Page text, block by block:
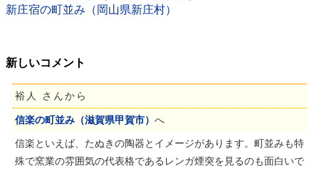
新庄宿の町並み（岡山県新庄村）
新しいコメント
裕人 さんから
信楽の町並み（滋賀県甲賀市） へ
信楽といえば、たぬきの陶器とイメージがあります。町並みも特
殊で窯業の雰囲気の代表格であるレンガ煙突を見るのも面白いで